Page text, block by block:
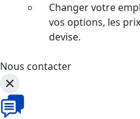
Changer votre
vos options, les
devise.
Nous contacter